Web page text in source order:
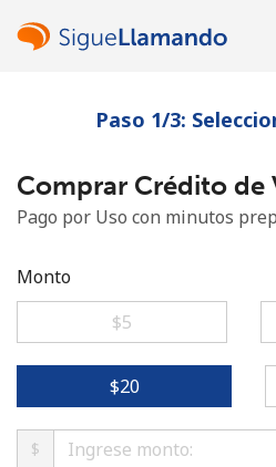
¿Ya tienes una cuenta?
Paso 1/3:
Comprar Crédito de
Pago por Uso con minutos
Monto
⁦$5⁩
⁦$20⁩
$